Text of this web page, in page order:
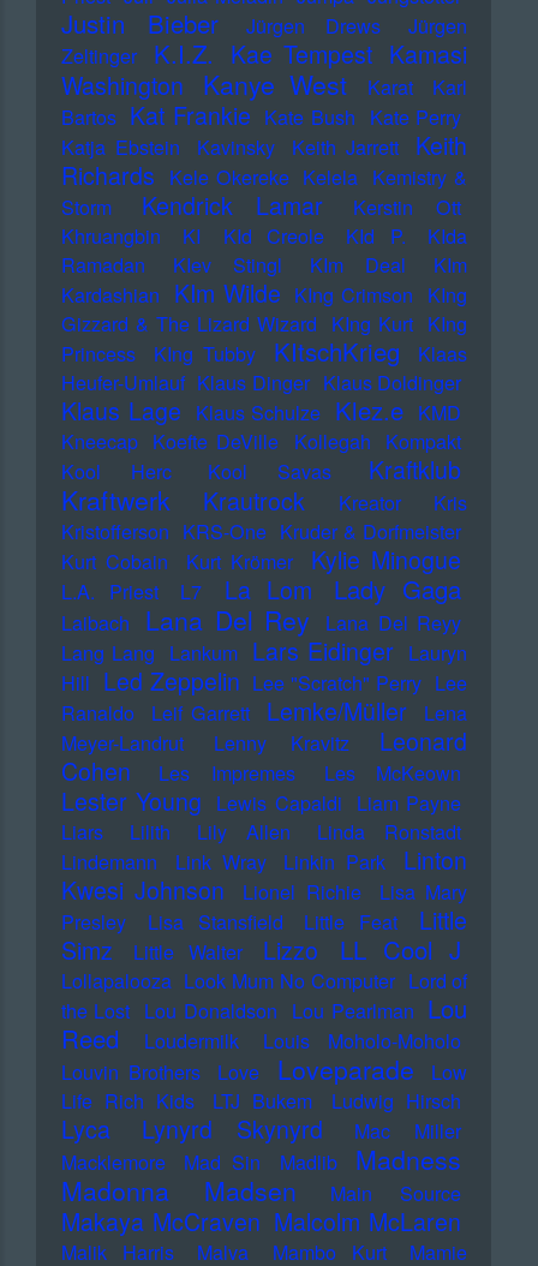
Justin Bieber Jürgen Drews
Jürgen
Zeltinger
K.I.Z. Kae Tempest Kamasi
Washington
Kanye West Karat
Karl
Bartos Kat Frankie Kate Bush Kate Perry
Katja Ebstein
Kavinsky Keith Jarrett
Keith
Richards Kele Okereke Kelela Kemistry &
Storm
Kendrick Lamar
Kerstin Ott
Khruangbin
KI KId Creole KId P.
KIda
Ramadan
KIev Stingl KIm Deal
KIm
Kardashian KIm Wilde KIng Crimson KIng
Gizzard & The Lizard Wizard KIng Kurt KIng
Princess
KIng Tubby KItschKrieg
Klaas
Heufer-Umlauf Klaus Dinger Klaus Doldinger
Klaus Lage Klaus Schulze Klez.e KMD
Kneecap Koefte DeVille Kollegah Kompakt
Kool Herc
Kool Savas Kraftklub
Kraftwerk Krautrock Kreator
Kris
Kristofferson KRS-One Kruder & Dorfmeister
Kurt Cobain
Kurt Krömer Kylie Minogue
L.A. Priest L7 La Lom Lady Gaga
Laibach Lana Del Rey
Lana Del Reyy
Lang Lang Lankum Lars Eidinger Lauryn
Hill Led Zeppelin Lee "Scratch" Perry Lee
Ranaldo
Leif Garrett Lemke/Müller
Lena
Meyer-Landrut
Lenny Kravitz
Leonard
Cohen
Les Impremes Les McKeown
Lester Young Lewis Capaldi Liam Payne
Liars
Lilith Lily Allen
Linda Ronstadt
Lindemann
Link Wray Linkin Park
Linton
Kwesi Johnson
Lionel Richie
Lisa Mary
Presley
Lisa Stansfield Little Feat
Little
Simz
Little Walter Lizzo LL Cool J
Lollapalooza Look Mum No Computer Lord of
the Lost Lou Donaldson Lou Pearlman Lou
Reed
Loudermilk
Louis Moholo-Moholo
Louvin Brothers
Love Loveparade
Low
Life Rich Kids
LTJ Bukem Ludwig Hirsch
Lyca Lynyrd Skynyrd
Mac Miller
Macklemore
Mad Sin Madlib
Madness
Madonna
Madsen Main Source
Makaya McCraven Malcolm McLaren
Malik Harris Malva Mambo Kurt
Mamie